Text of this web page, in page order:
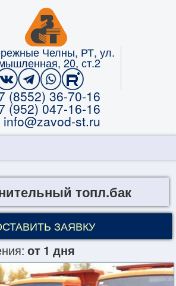
Челны, РТ, ул.
20, ст.2
(8552) 36-70-16
(952) 047-16-16
info@zavod-st.ru
УСЛУГИ
ГАРАНТИЯ
О КОМПАНИИ
ОПЛАТА
КОНТАКТЫ
топл.бак
ЗАЯВКУ
: от 1 дня